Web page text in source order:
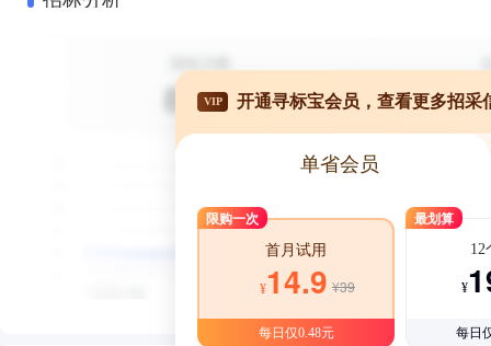
VIP 开通寻标宝会员，查看更多招采
单省会员
限购一次
首月试用
¥14.9 ¥39
每日仅0.48元
最划算
12
¥
每日